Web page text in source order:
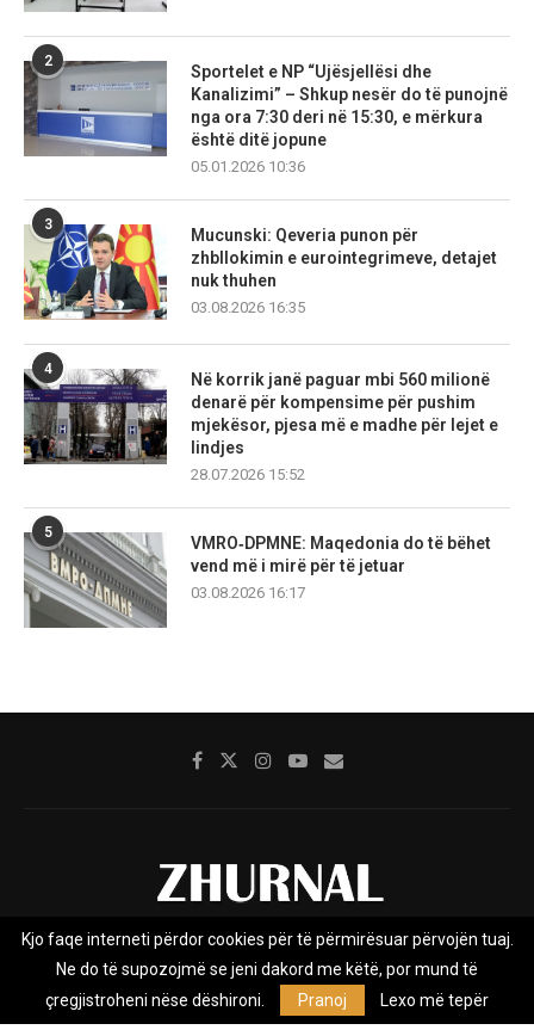
2
Sportelet e NP “Ujësjellësi dhe
Kanalizimi” – Shkup nesër do të punojnë
nga ora 7:30 deri në 15:30, e mërkura
është ditë jopune
05.01.2026 10:36
3
Mucunski: Qeveria punon për
zhbllokimin e eurointegrimeve, detajet
nuk thuhen
03.08.2026 16:35
4
Në korrik janë paguar mbi 560 milionë
denarë për kompensime për pushim
mjekësor, pjesa më e madhe për lejet e
lindjes
28.07.2026 15:52
5
VMRO‑DPMNE: Maqedonia do të bëhet
vend më i mirë për të jetuar
03.08.2026 16:17
Rreth nesh Impresumi Marketing
Kontakt
Privacy Policy
Zhurnal.mk është Agjenci e Lajmeve e pavarur, e themeluar në vitin
Kjo faqe interneti përdor cookies për të përmirësuar përvojën tuaj.
Ne do të supozojmë se jeni dakord me këtë, por mund të
çregjistroheni nëse dëshironi.
Pranoj Lexo më tepër